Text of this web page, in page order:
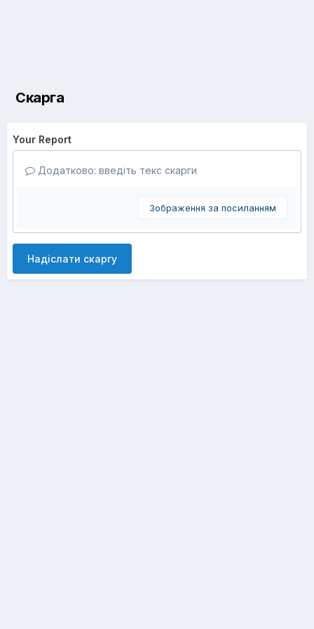
Скарга
Your Report
Додатково: введіть текс скарги
Зображення за посиланням
Надіслати скаргу